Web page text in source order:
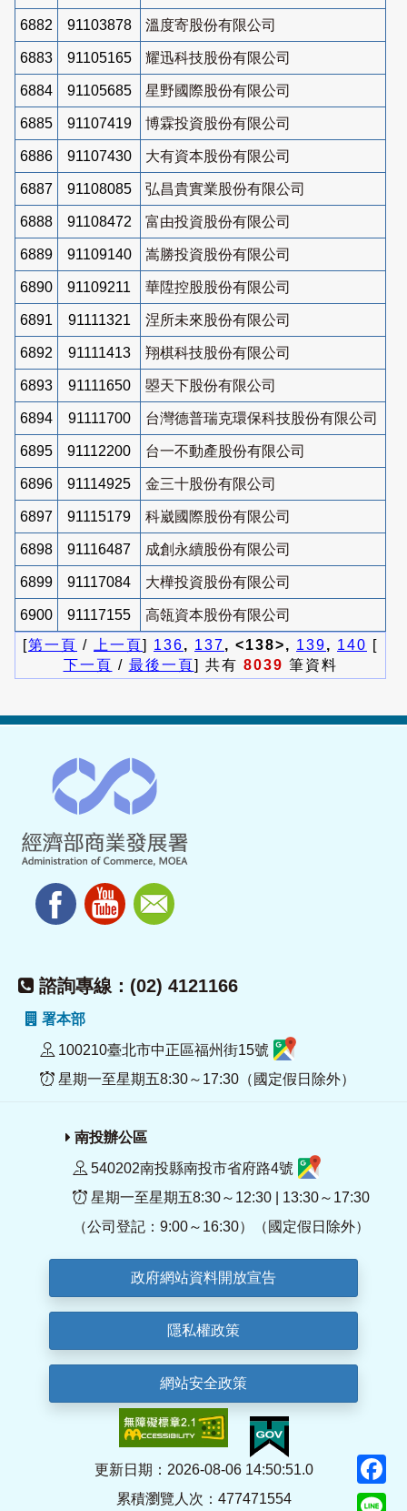
6882 91103878 溫度寄股份有限公司
6883 91105165 耀迅科技股份有限公司
6884 91105685 星野國際股份有限公司
6885 91107419 博霖投資股份有限公司
6886 91107430 大有資本股份有限公司
6887 91108085 弘昌貴實業股份有限公司
6888 91108472 富由投資股份有限公司
6889 91109140 嵩勝投資股份有限公司
6890 91109211 華陞控股股份有限公司
6891 91111321 涅所未來股份有限公司
6892 91111413 翔棋科技股份有限公司
6893 91111650 曌天下股份有限公司
6894 91111700 台灣德普瑞克環保科技股份有限公司
6895 91112200 台一不動產股份有限公司
6896 91114925 金三十股份有限公司
6897 91115179 科崴國際股份有限公司
6898 91116487 成創永續股份有限公司
6899 91117084 大樺投資股份有限公司
6900 91117155
高瓴資本股份有限公司
[第一頁 / 上一頁] 136, 137, <138>, 139, 140 [
下一頁 / 最後一頁] 共有 8039 筆資料
諮詢專線：(02) 4121166
署本部
100210臺北市中正區福州街15號
星期一至星期五8:30～17:30（國定假日除外）
南投辦公區
540202南投縣南投市省府路4號
星期一至星期五8:30～12:30 | 13:30～17:30
（公司登記：9:00～16:30）（國定假日除外）
政府網站資料開放宣告
隱私權政策
網站安全政策
更新日期：2026-08-06 14:50:51.0
累積瀏覽人次：477471554